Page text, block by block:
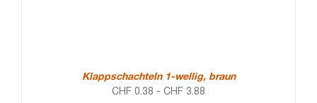
Klappschachteln 1-wellig, braun
CHF 0.38 - CHF 3.88